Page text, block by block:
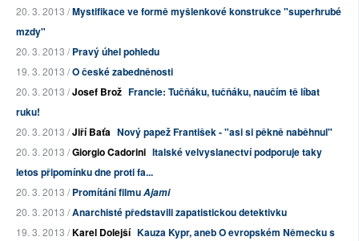
20. 3. 2013 /Mystifikace ve formě myšlenkové konstrukce "superhrubé
mzdy"
20. 3. 2013 /Pravý úhel pohledu
19. 3. 2013 /O české zabedněnosti
20. 3. 2013 /Josef Brož Francie: Tučňáku, tučňáku, naučím tě líbat
ruku!
20. 3. 2013 /Jiří Baťa Nový papež František - "asi si pěkně naběhnul"
20. 3. 2013 /Giorgio Cadorini Italské velvyslanectví podporuje taky
letos připomínku dne proti fa...
20. 3. 2013 /Promítání filmuAjami
20. 3. 2013 /Anarchisté představili zapatistickou detektivku
19. 3. 2013 /Karel Dolejší Kauza Kypr, aneb O evropském Německu s